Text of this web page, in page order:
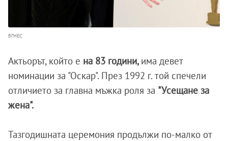
БГНЕС
Актьорът, който е на 83 години, има девет
номинации за "Оскар". През 1992 г. той спечели
отличието за главна мъжка роля за "Усещане за
жена".
Тазгодишната церемония продължи по-малко от